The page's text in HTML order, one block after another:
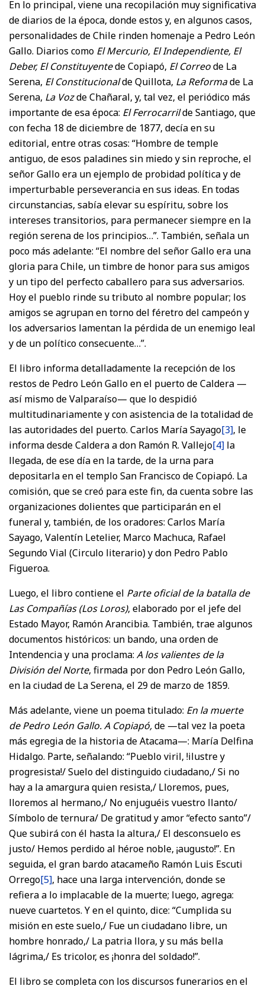
En lo principal, viene una recopilación muy significativa
de diarios de la época, donde estos y, en algunos casos,
personalidades de Chile rinden homenaje a Pedro León
Gallo. Diarios como El Mercurio, El Independiente, El
Deber, El Constituyentede Copiapó, El Correode La
Serena, El Constitucionalde Quillota, La Reformade La
Serena, La Vozde Chañaral, y, tal vez, el periódico más
importante de esa época: El Ferrocarrilde Santiago, que
con fecha 18 de diciembre de 1877, decía en su
editorial, entre otras cosas: “Hombre de temple
antiguo, de esos paladines sin miedo y sin reproche, el
señor Gallo era un ejemplo de probidad política y de
imperturbable perseverancia en sus ideas. En todas
circunstancias, sabía elevar su espíritu, sobre los
intereses transitorios, para permanecer siempre en la
región serena de los principios…”. También, señala un
poco más adelante: “El nombre del señor Gallo era una
gloria para Chile, un timbre de honor para sus amigos
y un tipo del perfecto caballero para sus adversarios.
Hoy el pueblo rinde su tributo al nombre popular; los
amigos se agrupan en torno del féretro del campeón y
los adversarios lamentan la pérdida de un enemigo leal
y de un político consecuente…”.
El libro informa detalladamente la recepción de los
restos de Pedro León Gallo en el puerto de Caldera —
así mismo de Valparaíso— que lo despidió
multitudinariamente y con asistencia de la totalidad de
las autoridades del puerto. Carlos María Sayago[3], le
informa desde Caldera a don Ramón R. Vallejo[4] la
llegada, de ese día en la tarde, de la urna para
depositarla en el templo San Francisco de Copiapó. La
comisión, que se creó para este fin, da cuenta sobre las
organizaciones dolientes que participarán en el
funeral y, también, de los oradores: Carlos María
Sayago, Valentín Letelier, Marco Machuca, Rafael
Segundo Vial (Circulo literario) y don Pedro Pablo
Figueroa.
Luego, el libro contiene el Parte oficial de la batalla de
Las Compañías (Los Loros), elaborado por el jefe del
Estado Mayor, Ramón Arancibia. También, trae algunos
documentos históricos: un bando, una orden de
Intendencia y una proclama: A los valientes de la
División del Norte, firmada por don Pedro León Gallo,
en la ciudad de La Serena, el 29 de marzo de 1859.
Más adelante, viene un poema titulado: En la muerte
de Pedro León Gallo. A Copiapó,de —tal vez la poeta
más egregia de la historia de Atacama—: María Delfina
Hidalgo. Parte, señalando: “Pueblo viril, !ilustre y
progresista!/ Suelo del distinguido ciudadano,/ Si no
hay a la amargura quien resista,/ Lloremos, pues,
lloremos al hermano,/ No enjuguéis vuestro llanto/
Símbolo de ternura/ De gratitud y amor “efecto santo”/
Que subirá con él hasta la altura,/ El desconsuelo es
justo/ Hemos perdido al héroe noble, ¡augusto!”. En
seguida, el gran bardo atacameño Ramón Luis Escuti
Orrego[5], hace una larga intervención, donde se
refiera a lo implacable de la muerte; luego, agrega:
nueve cuartetos. Y en el quinto, dice: “Cumplida su
misión en este suelo,/ Fue un ciudadano libre, un
hombre honrado,/ La patria llora, y su más bella
lágrima,/ Es tricolor, es ¡honra del soldado!”.
El libro se completa con los discursos funerarios en el